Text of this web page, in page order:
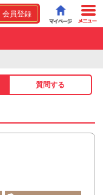
会員登録
質問する